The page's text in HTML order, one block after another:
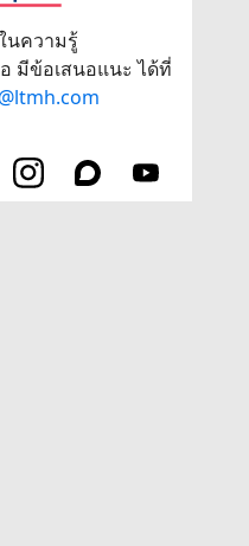
นความรู้
มีข้อเสนอแนะ ได้ที่